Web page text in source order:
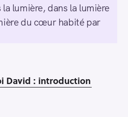
lumière, dans la lumière
du cœur habité par
David : introduction